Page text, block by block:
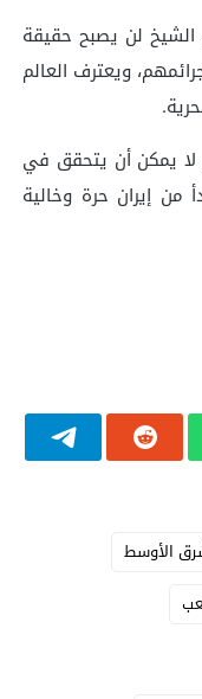
لن يصبح حقيقة
ويعترف العالم
لا يمكن أن يتحقق في
من إيران حرة وخالية
الأوسط